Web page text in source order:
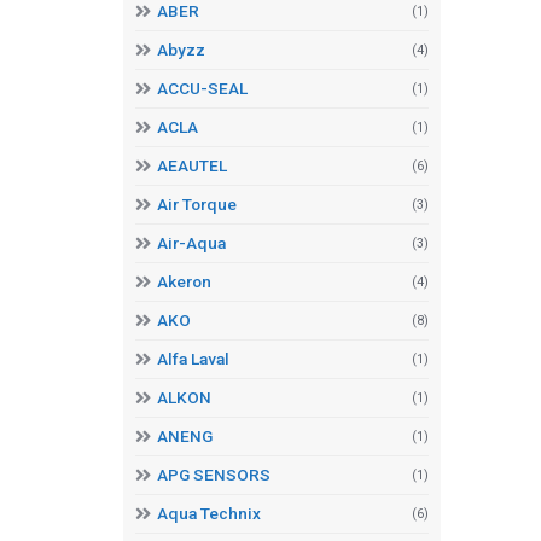
ABER (1)
Abyzz (4)
ACCU-SEAL (1)
ACLA (1)
AEAUTEL (6)
Air Torque (3)
Air-Aqua (3)
Akeron (4)
AKO (8)
Alfa Laval (1)
ALKON (1)
ANENG (1)
APG SENSORS (1)
Aqua Technix (6)